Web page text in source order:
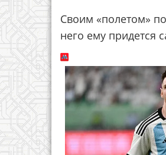
Своим «полетом»
него ему придется